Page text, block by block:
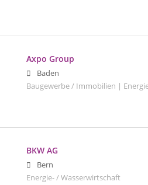
Axpo Group
Baden
Baugewerbe / Immobilien |
BKW AG
Bern
Energie- / Wasserwirtschaft